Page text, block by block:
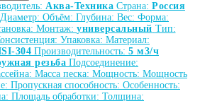
Аква-Техника Страна: Россия
Диаметр: Объём: Глубина: Вес: Форма:
Монтаж: универсальный Тип:
Упаковка: Материал:
304 Производительность: 5 м3/ч
резьба Подсоединение:
Масса песка: Мощность: Мощность
Пропускная способность: Особенность:
Площадь обработки: Толщина: